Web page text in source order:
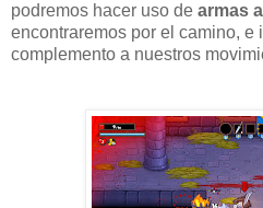
podremos hacer uso de armas
encontraremos por el camino, e
complemento a nuestros